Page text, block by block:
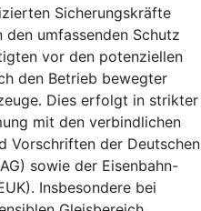
Sicherungskräfte
den umfassenden Schutz
vor den potenziellen
den Betrieb bewegter
Dies erfolgt in strikter
mit den verbindlichen
Vorschriften der Deutschen
sowie der Eisenbahn-
Insbesondere bei